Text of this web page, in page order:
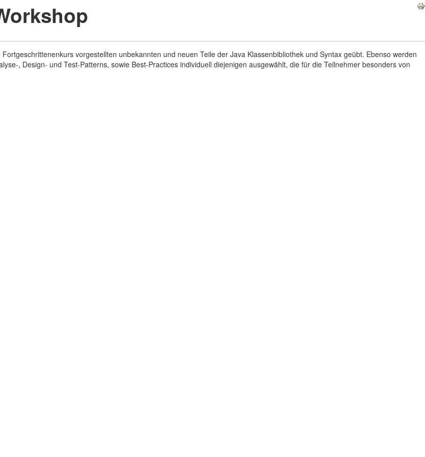
vorgestellten unbekannten und neuen Teile der Java Klassenbibliothek und Syntax geübt. Ebenso werden
, Design- und Test-Patterns, sowie Best-Practices individuell diejenigen ausgewählt, die für die Teilnehmer besonders von